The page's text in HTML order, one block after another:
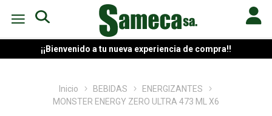
¡¡Bienvenido a tu nueva experiencia de compra!!
Inicio BEBIDAS
ENERGIZANTES
MONSTER ENERGY ZERO ULTRA 473 ML X6